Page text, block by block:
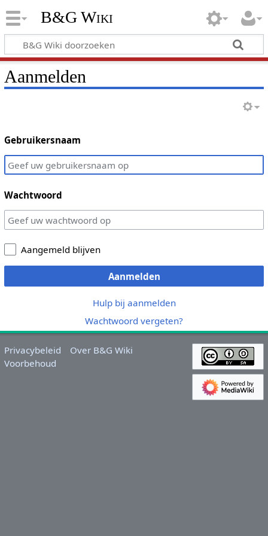
B&G Wiki
Aanmelden
Gebruikersnaam
Wachtwoord
Aangemeld blijven
Aanmelden
Hulp bij aanmelden
Wachtwoord vergeten?
Privacybeleid
Over B&G Wiki
Voorbehoud